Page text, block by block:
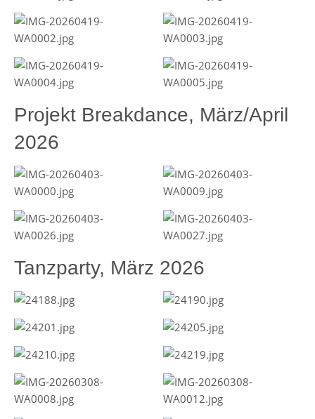
Projekt Breakdance, März/April
2026
Tanzparty, März 2026